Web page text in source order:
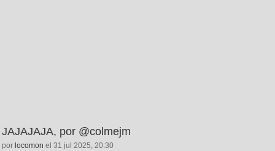
JAJAJAJA, por @colmejm
por locomon el 31 jul 2025, 20:30